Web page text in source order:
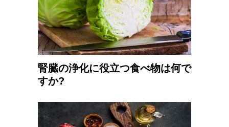
腎臓の浄化に役立つ食べ物は何で
すか?